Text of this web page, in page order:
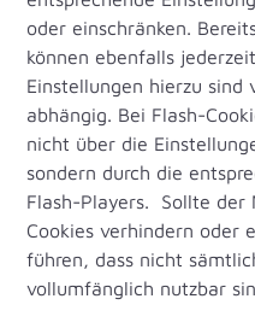
oder einschränken.
können ebenfalls
Einstellungen hierzu sind
abhängig. Bei Flash-
nicht über die
sondern durch die
Flash-Players. Sollte
Cookies verhindern oder
führen, dass nicht
vollumfänglich nutzbar